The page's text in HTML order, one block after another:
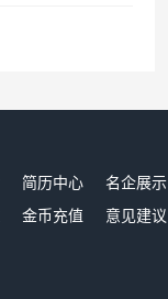
简历中心 名企展示
金币充值 意见建议